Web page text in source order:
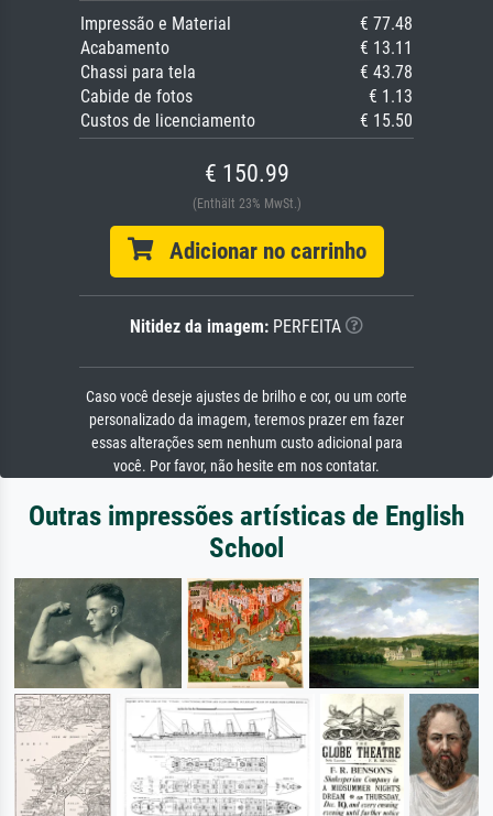
Impressão e Material
€ 77.48
Acabamento
€ 13.11
Chassi para tela
€ 43.78
Cabide de fotos
€ 1.13
Custos de licenciamento
€ 15.50
€ 150.99
(Enthält 23% MwSt.)
Adicionar no carrinho
Nitidez da imagem: PERFEITA
Caso você deseje ajustes de brilho e cor, ou um corte
personalizado da imagem, teremos prazer em fazer
essas alterações sem nenhum custo adicional para
você. Por favor, não hesite em nos contatar.
Outras impressões artísticas de English
School